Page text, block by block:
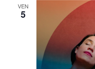
VEN
5